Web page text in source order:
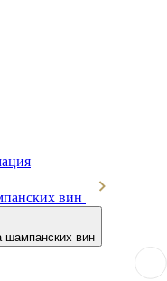
вин
шампанских вин